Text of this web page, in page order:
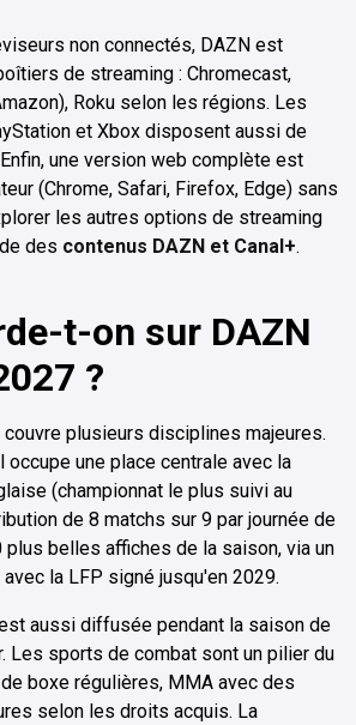
non connectés, DAZN est
de streaming : Chromecast,
Roku selon les régions. Les
et Xbox disposent aussi de
une version web complète est
(Chrome, Safari, Firefox, Edge) sans
les autres options de streaming
des contenus DAZN et Canal+.
t-on sur DAZN
?
couvre plusieurs disciplines majeures.
occupe une place centrale avec la
(championnat le plus suivi au
de 8 matchs sur 9 par journée de
plus belles affiches de la saison, via un
la LFP signé jusqu'en 2029.
aussi diffusée pendant la saison de
Les sports de combat sont un pilier du
boxe régulières, MMA avec des
selon les droits acquis. La